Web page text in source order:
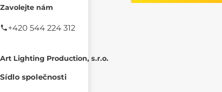
Zavolejte nám
+420 544 224 312
Art Lighting Production, s.r.o.
Sídlo společnosti